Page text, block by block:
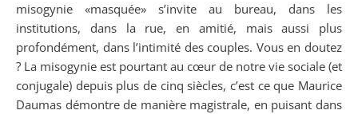
misogynie «masquée» s’invite au bureau, dans les
institutions, dans la rue, en amitié, mais aussi plus
profondément, dans l’intimité des couples. Vous en doutez
? La misogynie est pourtant au cœur de notre vie sociale (et
conjugale) depuis plus de cinq siècles, c’est ce que Maurice
Daumas démontre de manière magistrale, en puisant dans